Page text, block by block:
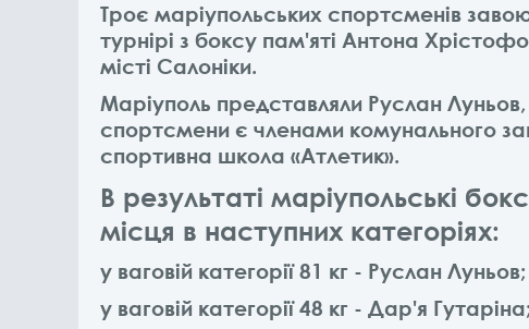
Троє маріупольських спортсменів
турнірі з боксу пам'яті Антона
місті Салоніки.
Маріуполь представляли Руслан
спортсмени є членами комунального
спортивна школа «Атлетик».
В результаті маріупольські
місця в наступних категоріях:
у ваговій категорії 81 кг - Руслан Луньов;
у ваговій категорії 48 кг - Дар'я Гутаріна;